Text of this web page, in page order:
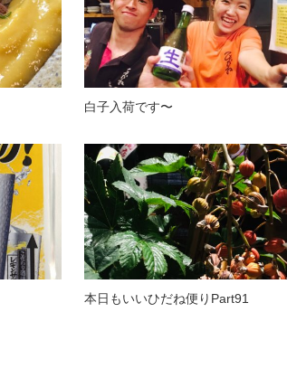
白子入荷です〜
本日もいいひだね便りPart91